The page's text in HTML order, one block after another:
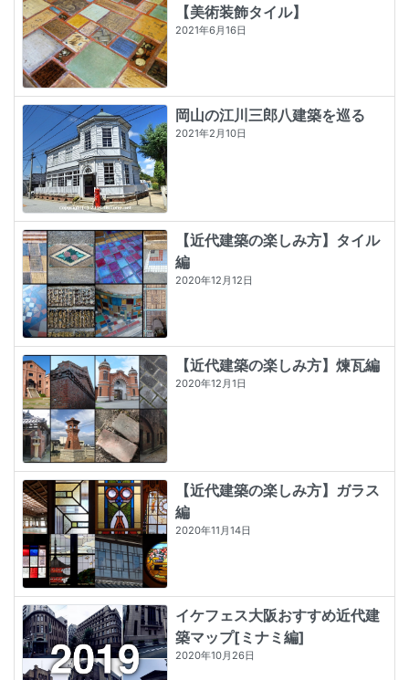
【美術装飾タイル】
2021年6月16日
岡山の江川三郎八建築を巡る
2021年2月10日
【近代建築の楽しみ方】タイル
編
2020年12月12日
【近代建築の楽しみ方】煉瓦編
2020年12月1日
【近代建築の楽しみ方】ガラス
編
2020年11月14日
イケフェス大阪おすすめ近代建
築マップ[ミナミ編]
2020年10月26日